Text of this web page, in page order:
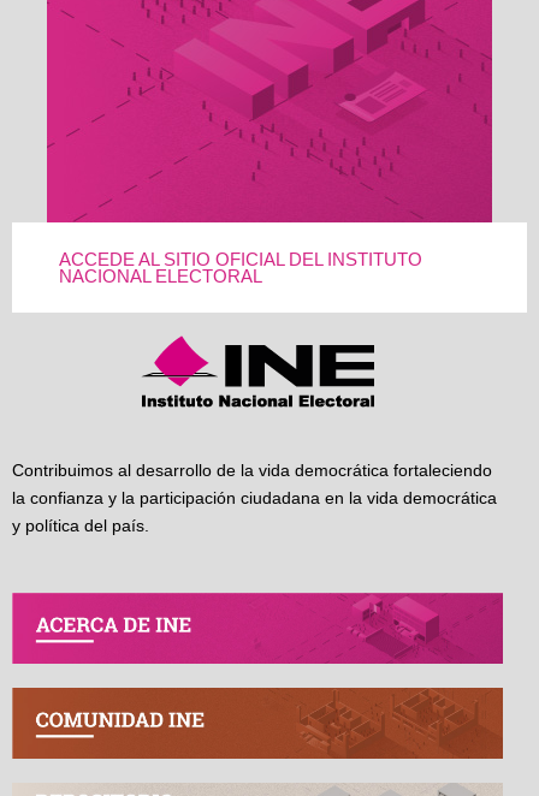
ACCEDE AL SITIO OFICIAL DEL INSTITUTO
NACIONAL ELECTORAL
Contribuimos al desarrollo de la vida democrática fortaleciendo
la confianza y la participación ciudadana en la vida democrática
y política del país.